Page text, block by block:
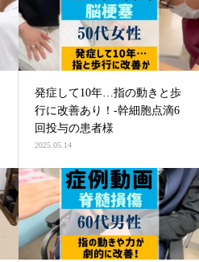
発症して10年…指の動きと歩
行に改善あり！-幹細胞点滴6
回投与の患者様
2025.05.14